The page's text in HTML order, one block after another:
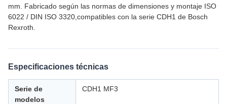
mm. Fabricado según las normas de dimensiones y montaje ISO
6022 / DIN ISO 3320,compatibles con la serie CDH1 de Bosch
Rexroth.
Especificaciones técnicas
Serie de
modelos
CDH1 MF3